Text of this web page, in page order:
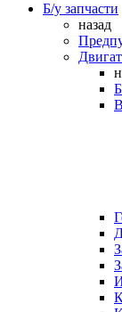
Б/у запчасти
назад